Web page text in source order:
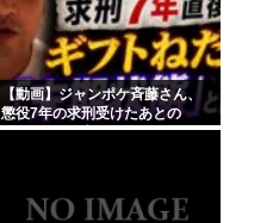
【動画】ジャンポケ斉藤さん、
懲役7年の求刑受けたあとの
TikTokライブ配信がヤバすぎる